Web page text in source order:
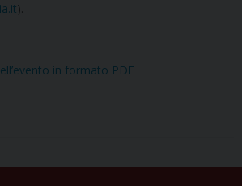
).
in formato PDF